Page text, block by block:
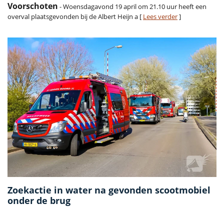
Voorschoten - Woensdagavond 19 april om 21.10 uur heeft een
overval plaatsgevonden bij de Albert Heijn a [ Lees verder]
Zoekactie in water na gevonden scootmobiel
onder de brug